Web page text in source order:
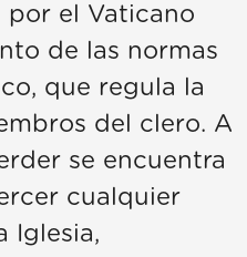
por el Vaticano
de las normas
que regula la
del clero. A
se encuentra
cualquier
Iglesia,